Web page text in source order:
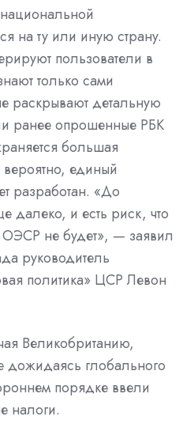
на ту или иную страну.
пользователи в
только сами
раскрывают детальную
ранее опрошенные РБК
большая
единый
разработан. «До
далеко, и есть риск, что
не будет», — заявил
руководитель
политика» ЦСР Левон
Великобританию,
глобального
порядке ввели
налоги.